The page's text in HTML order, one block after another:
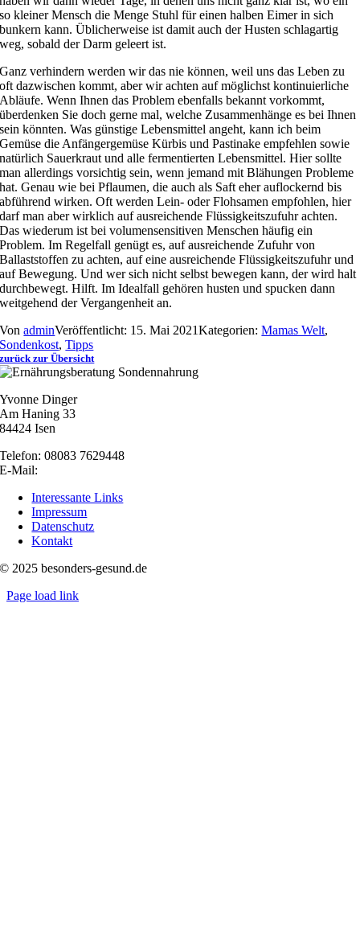
so kleiner Mensch die Menge Stuhl für einen halben Eimer in sich
bunkern kann. Üblicherweise ist damit auch der Husten schlagartig
weg, sobald der Darm geleert ist.
Ganz verhindern werden wir das nie können, weil uns das Leben zu
oft dazwischen kommt, aber wir achten auf möglichst kontinuierliche
Abläufe. Wenn Ihnen das Problem ebenfalls bekannt vorkommt,
überdenken Sie doch gerne mal, welche Zusammenhänge es bei Ihnen
sein könnten. Was günstige Lebensmittel angeht, kann ich beim
Gemüse die Anfängergemüse Kürbis und Pastinake empfehlen sowie
natürlich Sauerkraut und alle fermentierten Lebensmittel. Hier sollte
man allerdings vorsichtig sein, wenn jemand mit Blähungen Probleme
hat. Genau wie bei Pflaumen, die auch als Saft eher auflockernd bis
abführend wirken. Oft werden Lein- oder Flohsamen empfohlen, hier
darf man aber wirklich auf ausreichende Flüssigkeitszufuhr achten.
Das wiederum ist bei volumensensitiven Menschen häufig ein
Problem. Im Regelfall genügt es, auf ausreichende Zufuhr von
Ballaststoffen zu achten, auf eine ausreichende Flüssigkeitszufuhr und
auf Bewegung. Und wer sich nicht selbst bewegen kann, der wird halt
durchbewegt. Hilft. Im Idealfall gehören husten und spucken dann
weitgehend der Vergangenheit an.
VonadminVeröffentlicht: 15. Mai 2021Kategorien:Mamas Welt,
Sondenkost,Tipps
zurück zur Übersicht
Yvonne Dinger
Am Haning 33
84424 Isen
Telefon: 08083 7629448
E-Mail:
Interessante Links
Impressum
Datenschutz
Kontakt
© 2025 besonders-gesund.de
Page load link